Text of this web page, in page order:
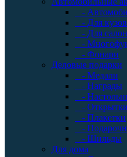
-
- Для
- Для
-
- Фонари
Деловые подарки
- Медали
- Награды
-
- Открытки
- Плакетки
-
- Шильды
Для дома